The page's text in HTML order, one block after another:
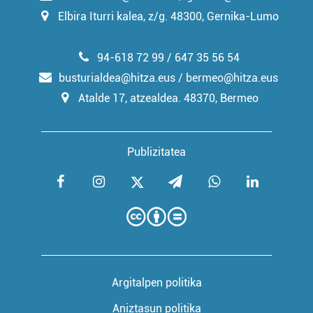
Elbira Iturri kalea, z/g. 48300, Gernika-Lumo
Publizitatea
94-618 72 99 / 647 35 56 54
busturialdea@hitza.eus / bermeo@hitza.eus
Atalde 17, atzealdea. 48370, Bermeo
Argitalpen politika
Aniztasun politika